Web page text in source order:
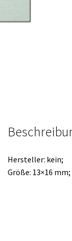
Hersteller: kein;
Größe: 13×16 mm;